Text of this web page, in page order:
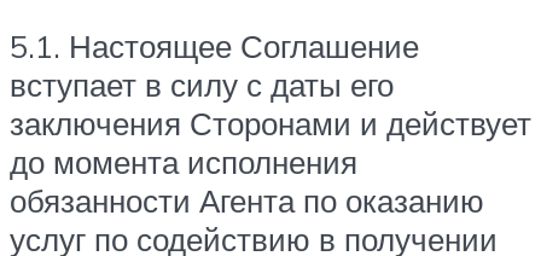
5.1. Настоящее Соглашение
вступает в силу с даты его
заключения Сторонами и действует
до момента исполнения
обязанности Агента по оказанию
услуг по содействию в получении